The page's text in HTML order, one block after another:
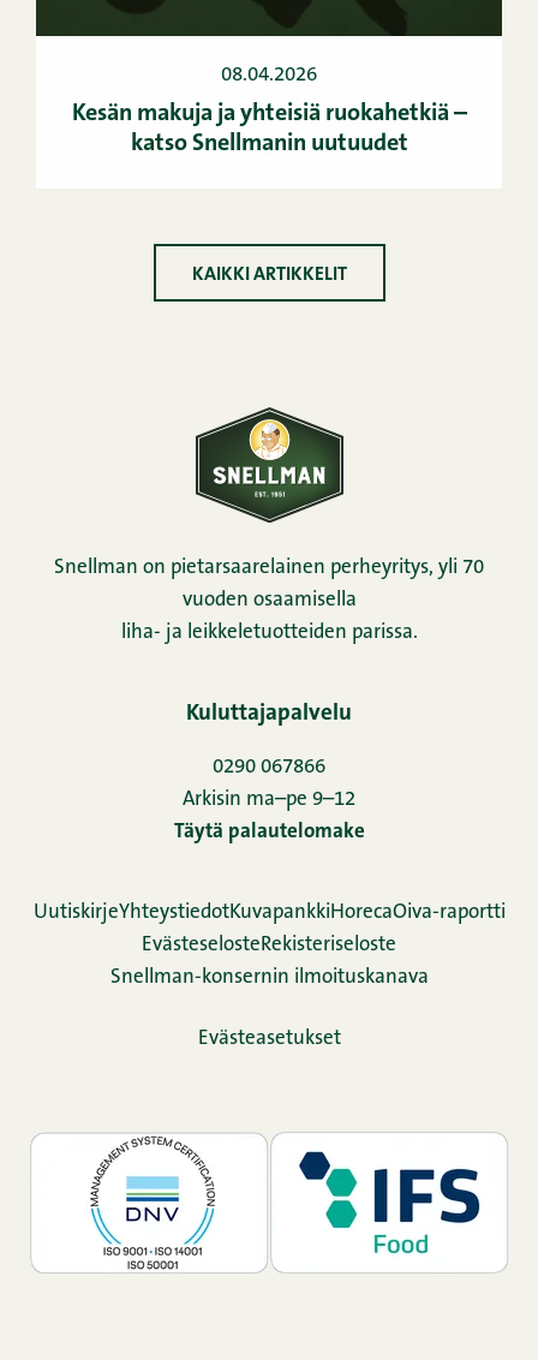
08.04.2026
Kesän makuja ja yhteisiä ruokahetkiä –
katso Snellmanin uutuudet
KAIKKI ARTIKKELIT
Snellman on pietarsaarelainen perheyritys, yli 70
vuoden osaamisella
liha- ja leikkeletuotteiden parissa.
Kuluttajapalvelu
0290 067866
Arkisin ma–pe 9–12
Täytä palautelomake
UutiskirjeYhteystiedotKuvapankki HorecaOiva-raportti
Evästeseloste Rekisteriseloste
Snellman-konsernin ilmoituskanava
Evästeasetukset